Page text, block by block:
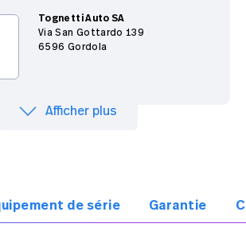
Tognetti Auto SA
Via San Gottardo 139
6596 Gordola
Afficher plus
de série Garantie